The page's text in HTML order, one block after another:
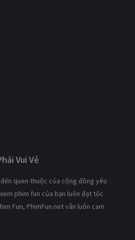
Vui Vẻ
quen thuộc của cộng đồng yêu
phim fun của bạn luôn đạt tốc
Fun, PhimFun.net vẫn luôn cam